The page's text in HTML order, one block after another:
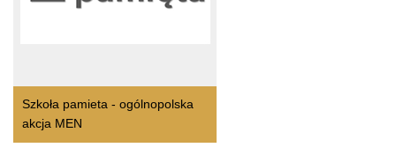
Szkoła pamieta - ogólnopolska
akcja MEN